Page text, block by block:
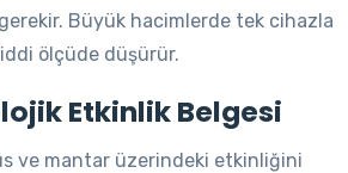
Büyük hacimlerde tek cihazla
ölçüde düşürür.
Etkinlik Belgesi
ve mantar üzerindeki etkinliğini